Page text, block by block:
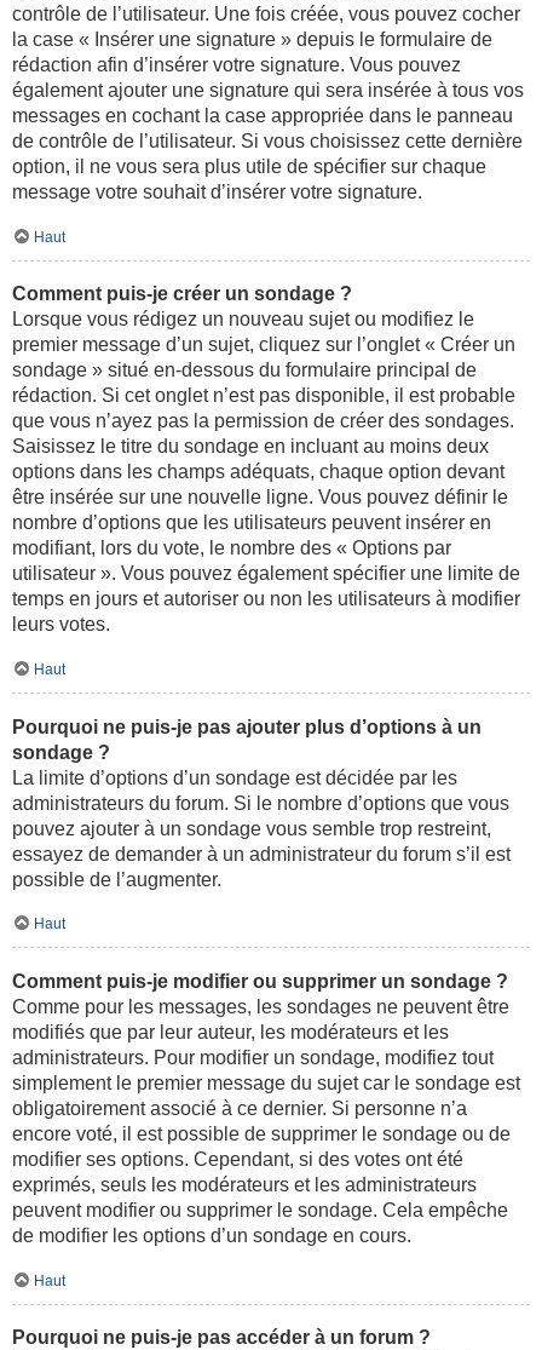
contrôle de l’utilisateur. Une fois créée, vous pouvez cocher
la case « Insérer une signature » depuis le formulaire de
rédaction afin d’insérer votre signature. Vous pouvez
également ajouter une signature qui sera insérée à tous vos
messages en cochant la case appropriée dans le panneau
de contrôle de l’utilisateur. Si vous choisissez cette dernière
option, il ne vous sera plus utile de spécifier sur chaque
message votre souhait d’insérer votre signature.
Haut
Comment puis-je créer un sondage ?
Lorsque vous rédigez un nouveau sujet ou modifiez le
premier message d’un sujet, cliquez sur l’onglet « Créer un
sondage » situé en-dessous du formulaire principal de
rédaction. Si cet onglet n’est pas disponible, il est probable
que vous n’ayez pas la permission de créer des sondages.
Saisissez le titre du sondage en incluant au moins deux
options dans les champs adéquats, chaque option devant
être insérée sur une nouvelle ligne. Vous pouvez définir le
nombre d’options que les utilisateurs peuvent insérer en
modifiant, lors du vote, le nombre des « Options par
utilisateur ». Vous pouvez également spécifier une limite de
temps en jours et autoriser ou non les utilisateurs à modifier
leurs votes.
Haut
Pourquoi ne puis-je pas ajouter plus d’options à un
sondage ?
La limite d’options d’un sondage est décidée par les
administrateurs du forum. Si le nombre d’options que vous
pouvez ajouter à un sondage vous semble trop restreint,
essayez de demander à un administrateur du forum s’il est
possible de l’augmenter.
Haut
Comment puis-je modifier ou supprimer un sondage ?
Comme pour les messages, les sondages ne peuvent être
modifiés que par leur auteur, les modérateurs et les
administrateurs. Pour modifier un sondage, modifiez tout
simplement le premier message du sujet car le sondage est
obligatoirement associé à ce dernier. Si personne n’a
encore voté, il est possible de supprimer le sondage ou de
modifier ses options. Cependant, si des votes ont été
exprimés, seuls les modérateurs et les administrateurs
peuvent modifier ou supprimer le sondage. Cela empêche
de modifier les options d’un sondage en cours.
Haut
Pourquoi ne puis-je pas accéder à un forum ?